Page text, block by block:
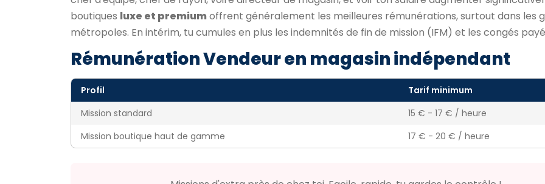
boutiques luxe et premiumoffrent généralement les meilleures rémunérations, surtout dans les
métropoles. En intérim, tu cumules en plus les indemnités de fin de mission (IFM) et les congés
Rémunération Vendeur en magasin indépendant
Profil
Tarif minimum
Mission standard
15 € - 17 € / heure
Mission boutique haut de gamme
17 € - 20 € / heure